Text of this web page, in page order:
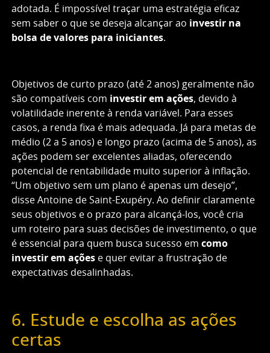
adotada. É impossível traçar uma estratégia eficaz
sem saber o que se deseja alcançar ao investir na
bolsa de valores para iniciantes.
Objetivos de curto prazo (até 2 anos) geralmente não
são compatíveis com investir em ações, devido à
volatilidade inerente à renda variável. Para esses
casos, a renda fixa é mais adequada. Já para metas de
médio (2 a 5 anos) e longo prazo (acima de 5 anos), as
ações podem ser excelentes aliadas, oferecendo
potencial de rentabilidade muito superior à inflação.
“Um objetivo sem um plano é apenas um desejo”,
disse Antoine de Saint-Exupéry. Ao definir claramente
seus objetivos e o prazo para alcançá-los, você cria
um roteiro para suas decisões de investimento, o que
é essencial para quem busca sucesso em como
investir em ações e quer evitar a frustração de
expectativas desalinhadas.
6. Estude e escolha as ações
certas